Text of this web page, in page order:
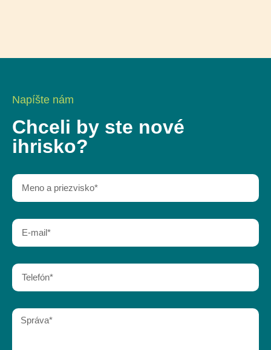
Napíšte nám
Chceli by ste nové
ihrisko?